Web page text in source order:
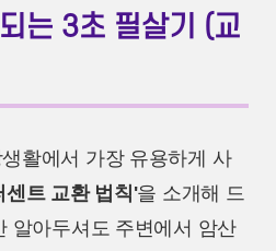
는 3초 필살기 (교
활에서 가장 유용하게 사
센트 교환 법칙'을 소개해 드
알아두셔도 주변에서 암산